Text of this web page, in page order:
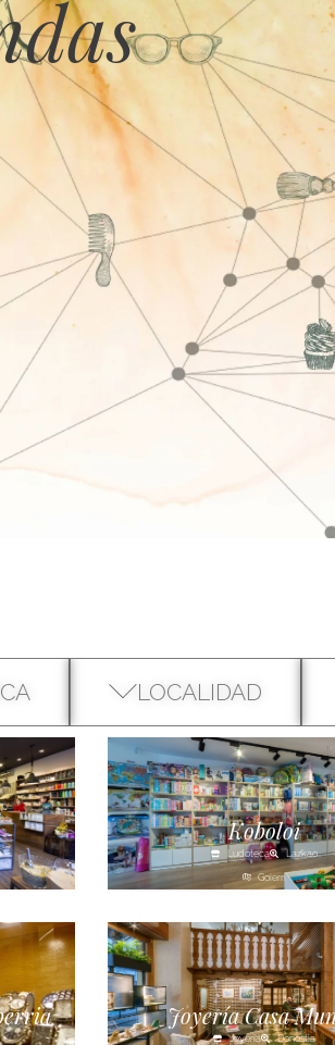
LOCALIDAD
Koboloi
Ludoteca Lazkao
Goierri
Joyería Casa
Joyería Donostia